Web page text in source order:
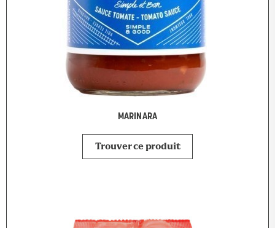
MARINARA
Trouver ce produit